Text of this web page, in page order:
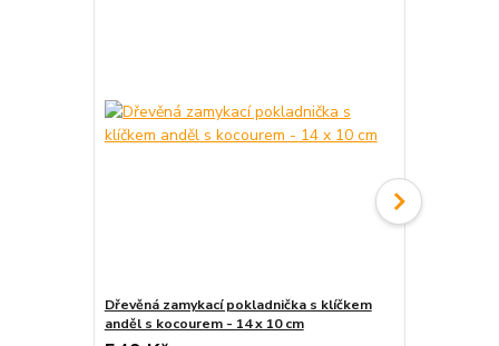
Dřevěná zamykací pokladnička s klíčkem
anděl s kocourem - 14 x 10 cm